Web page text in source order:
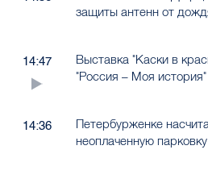
защиты антенн от
14:47
Выставка "Каски в
"Россия – Моя история"
14:36
Петербурженке
неоплаченную парковку